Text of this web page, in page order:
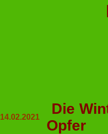
14.02.2021
Die
Opfer